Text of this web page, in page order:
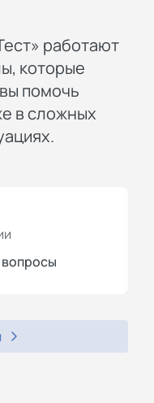
работают
которые
помочь
в сложных